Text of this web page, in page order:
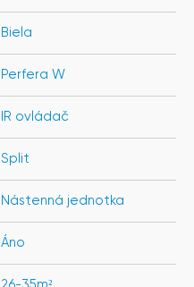
Biela
Perfera W
IR ovládač
Split
Nástenná jednotka
Áno